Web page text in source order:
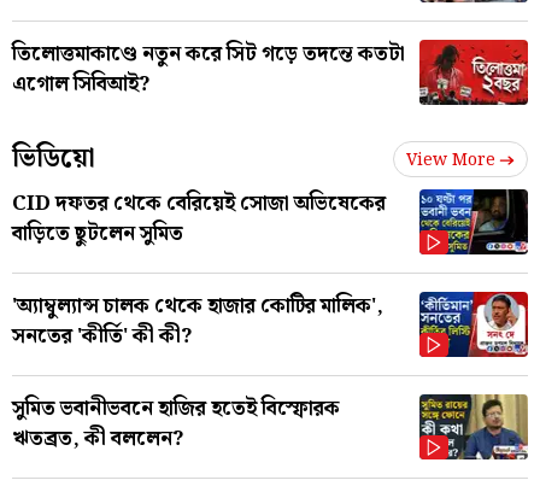
তিলোত্তমাকাণ্ডে নতুন করে সিট গড়ে তদন্তে কতটা
এগোল সিবিআই?
ভিডিয়ো View More
CID দফতর থেকে বেরিয়েই সোজা অভিষেকের
বাড়িতে ছুটলেন সুমিত
'অ্যাম্বুল্যান্স চালক থেকে হাজার কোটির মালিক',
সনতের 'কীর্তি' কী কী?
সুমিত ভবানীভবনে হাজির হতেই বিস্ফোরক
ঋতব্রত, কী বললেন?